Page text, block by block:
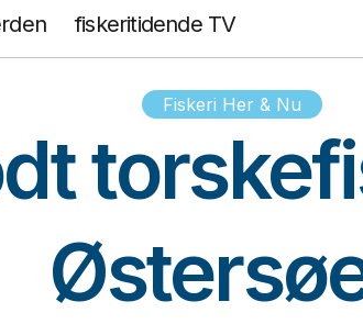
fiskeritidende TV
Fiskeri Her & Nu